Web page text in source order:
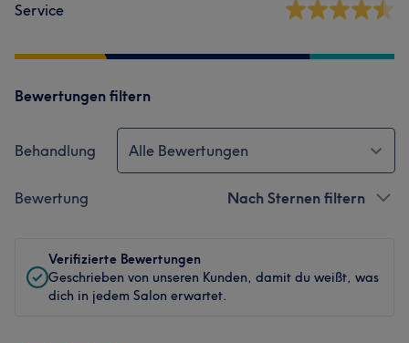
Service
Bewertungen filtern
Behandlung Alle Bewertungen
Bewertung Nach Sternen filtern
Verifizierte Bewertungen
Geschrieben von unseren Kunden, damit du weißt, was
dich in jedem Salon erwartet.